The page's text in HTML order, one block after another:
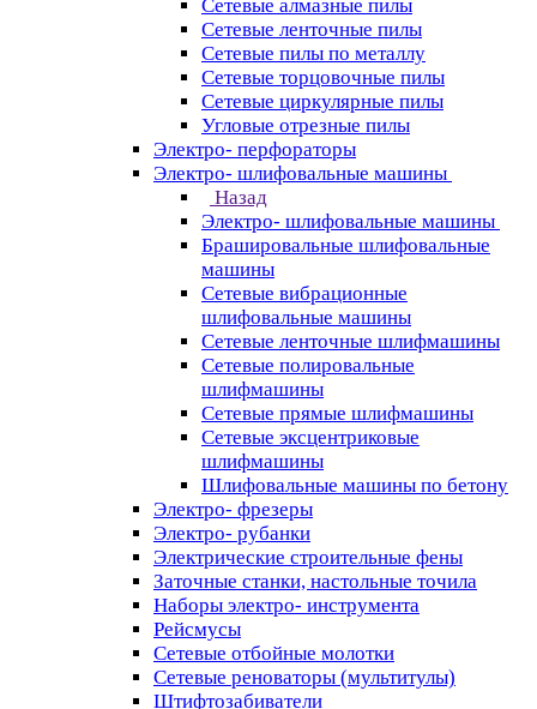
Сетевые алмазные пилы
Сетевые ленточные пилы
Сетевые пилы по металлу
Сетевые торцовочные пилы
Сетевые циркулярные пилы
Угловые отрезные пилы
Электро- перфораторы
Электро- шлифовальные машины
Назад
Электро- шлифовальные машины
Брашировальные шлифовальные
машины
Сетевые вибрационные
шлифовальные машины
Сетевые ленточные шлифмашины
Сетевые полировальные
шлифмашины
Сетевые прямые шлифмашины
Сетевые эксцентриковые
шлифмашины
Шлифовальные машины по бетону
Электро- фрезеры
Электро- рубанки
Электрические строительные фены
Заточные станки, настольные точила
Наборы электро- инструмента
Рейсмусы
Сетевые отбойные молотки
Сетевые реноваторы (мультитулы)
Штифтозабиватели